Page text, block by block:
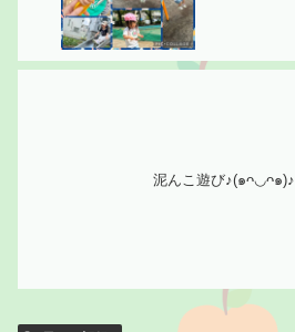
泥んこ遊び♪(๑ᴖ◡ᴖ๑)♪